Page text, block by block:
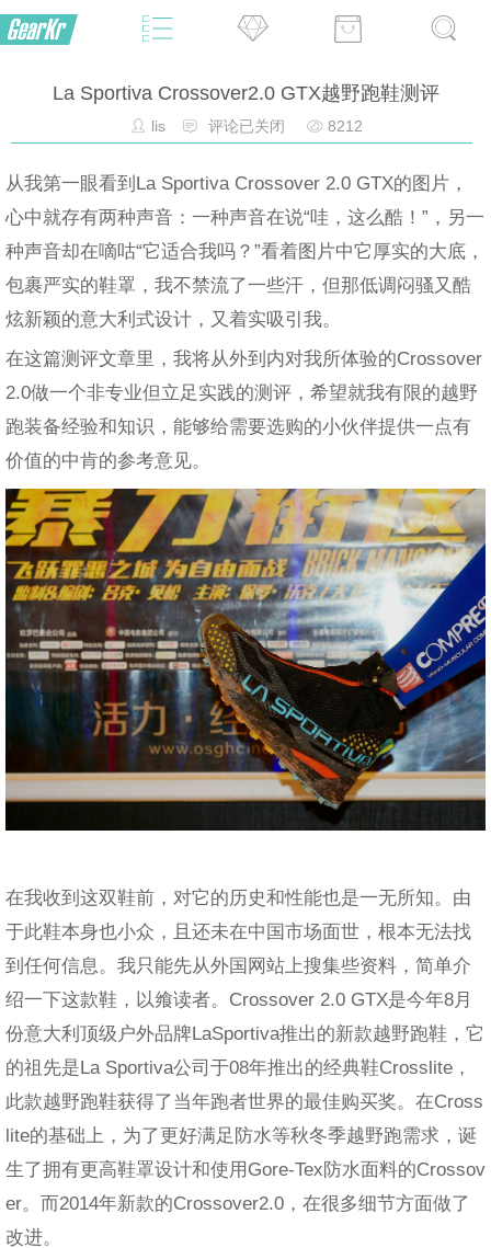
La Sportiva Crossover2.0 GTX越野跑鞋测评
lis 评论已关闭 8212
从我第一眼看到La Sportiva Crossover 2.0 GTX的图片，
心中就存有两种声音：一种声音在说“哇，这么酷！”，另一
种声音却在嘀咕“它适合我吗？”看着图片中它厚实的大底，
包裹严实的鞋罩，我不禁流了一些汗，但那低调闷骚又酷
炫新颖的意大利式设计，又着实吸引我。
在这篇测评文章里，我将从外到内对我所体验的Crossover
2.0做一个非专业但立足实践的测评，希望就我有限的越野
跑装备经验和知识，能够给需要选购的小伙伴提供一点有
价值的中肯的参考意见。
在我收到这双鞋前，对它的历史和性能也是一无所知。由
于此鞋本身也小众，且还未在中国市场面世，根本无法找
到任何信息。我只能先从外国网站上搜集些资料，简单介
绍一下这款鞋，以飨读者。Crossover 2.0 GTX是今年8月
份意大利顶级户外品牌LaSportiva推出的新款越野跑鞋，它
的祖先是La Sportiva公司于08年推出的经典鞋Crosslite，
此款越野跑鞋获得了当年跑者世界的最佳购买奖。在Cross
lite的基础上，为了更好满足防水等秋冬季越野跑需求，诞
生了拥有更高鞋罩设计和使用Gore-Tex防水面料的Crossov
er。而2014年新款的Crossover2.0，在很多细节方面做了
改进。